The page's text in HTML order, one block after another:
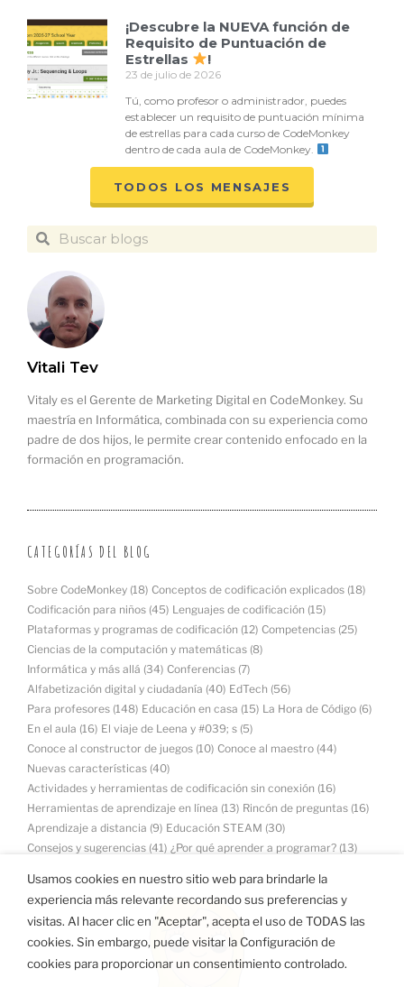
TODOS LOS MENSAJES
Vitali Tev
Vitaly es el Gerente de Marketing Digital en CodeMonkey. Su
maestría en Informática, combinada con su experiencia como
padre de dos hijos, le permite crear contenido enfocado en la
formación en programación.
CATEGORÍAS DEL BLOG
Sobre CodeMonkey (18) Conceptos de codificación explicados (18)
Codificación para niños (45) Lenguajes de codificación (15)
Plataformas y programas de codificación (12) Competencias (25)
Ciencias de la computación y matemáticas (8)
Informática y más allá (34) Conferencias (7)
Alfabetización digital y ciudadanía (40) EdTech (56)
Para profesores (148) Educación en casa (15) La Hora de Código (6)
En el aula (16) El viaje de Leena y #039; s (5)
Conoce al constructor de juegos (10) Conoce al maestro (44)
Nuevas características (40)
Actividades y herramientas de codificación sin conexión (16)
Herramientas de aprendizaje en línea (13) Rincón de preguntas (16)
Aprendizaje a distancia (9) Educación STEAM (30)
Consejos y sugerencias (41) ¿Por qué aprender a programar? (13)
¡Descubre la NUEVA función de
Requisito de Puntuación de
Estrellas
!
23 de julio de 2026
Tú, como profesor o administrador, puedes
establecer un requisito de puntuación mínima
de estrellas para cada curso de CodeMonkey
dentro de cada aula de CodeMonkey.
Usamos cookies en nuestro sitio web para brindarle la
experiencia más relevante recordando sus preferencias y
visitas. Al hacer clic en "Aceptar", acepta el uso de TODAS las
cookies. Sin embargo, puede visitar la Configuración de
cookies para proporcionar un consentimiento controlado.